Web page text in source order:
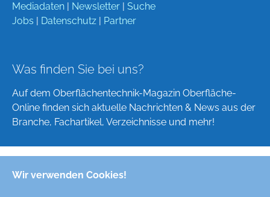
Wir verwenden Cookies!
Mediadaten
Newsletter
Suche
Jobs
Datenschutz Partner
Was finden Sie bei uns?
Auf dem Oberflächentechnik-Magazin Oberfläche-
Online finden sich aktuelle Nachrichten & News aus der
Branche, Fachartikel, Verzeichnisse und mehr!
Deutsch